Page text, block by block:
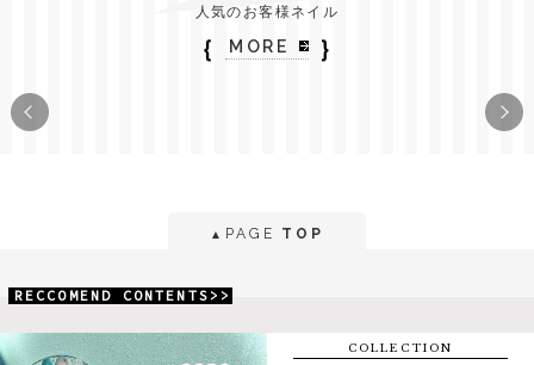
人気のお客様ネイル
｛ MORE ｝
▲ PAGE TOP
RECCOMEND CONTENTS>>
COLLECTION